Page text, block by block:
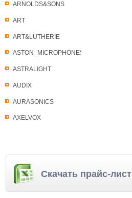
ARNOLDS&SONS
ART
ART&LUTHERIE
ASTON_MICROPHONES
ASTRALIGHT
AUDIX
AURASONICS
AXELVOX
Скачать прайс-лист